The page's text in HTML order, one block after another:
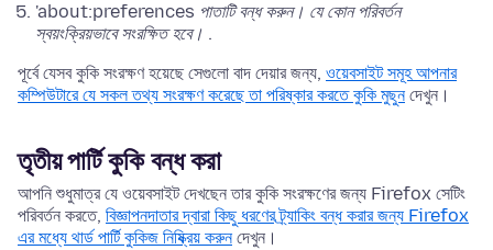
'about:preferences পাতাটি বন্ধ করুন। যে কোন পরিবর্তন
স্বয়ংক্রিয়ভাবে সংরক্ষিত হবে। .
পূর্বে যেসব কুকি সংরক্ষণ হয়েছে সেগুলো বাদ দেয়ার জন্য, ওয়েবসাইট সমূহ আপনার
কম্পিউটারে যে সকল তথ্য সংরক্ষণ করেছে তা পরিষ্কার করতে কুকি মুছুনদেখুন।
তৃতীয় পার্টি কুকি বন্ধ করা
আপনি শুধুমাত্র যে ওয়েবসাইট দেখছেন তার কুকি সংরক্ষণের জন্য Firefox সেটিং
পরিবর্তন করতে, বিজ্ঞাপনদাতার দ্বারা কিছু ধরণের ট্র্যাকিং বন্ধ করার জন্য Firefox
এর মধ্যে থার্ড পার্টি কুকিজ নিষ্ক্রিয় করুনদেখুন।